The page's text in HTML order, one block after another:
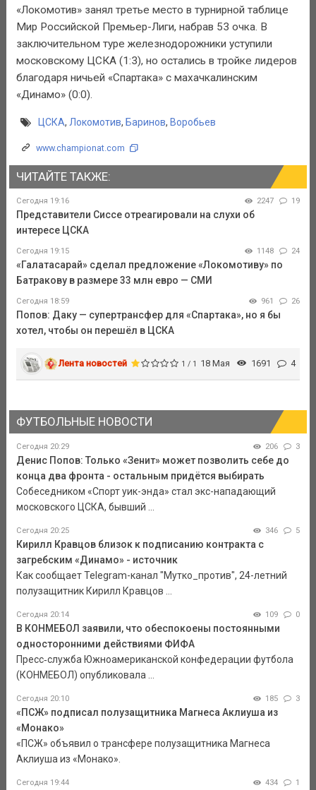
«Локомотив» занял третье место в турнирной таблице
Мир Российской Премьер-Лиги, набрав 53 очка. В
заключительном туре железнодорожники уступили
московскому ЦСКА (1:3), но остались в тройке лидеров
благодаря ничьей «Спартака» с махачкалинским
«Динамо» (0:0).
ЦСКА, Локомотив, Баринов, Воробьев
www.championat.com
ЧИТАЙТЕ ТАКЖЕ:
Сегодня 19:16 2247 19
Представители Сиссе отреагировали на слухи об
интересе ЦСКА
Сегодня 19:15 1148 24
«Галатасарай» сделал предложение «Локомотиву» по
Батракову в размере 33 млн евро — СМИ
Сегодня 18:59 961 26
Попов: Даку — супертрансфер для «Спартака», но я бы
хотел, чтобы он перешёл в ЦСКА
Лента новостей 1 / 1 18 Мая 1691 4
ФУТБОЛЬНЫЕ НОВОСТИ
Сегодня 20:29 206 3
Денис Попов: Только «Зенит» может позволить себе до
конца два фронта - остальным придётся выбирать
Собеседником «Спорт уик-энда» стал экс-нападающий
московского ЦСКА, бывший ...
Сегодня 20:25 346 5
Кирилл Кравцов близок к подписанию контракта с
загребским «Динамо» - источник
Как сообщает Telegram-канал "Мутко_против", 24-летний
полузащитник Кирилл Кравцов ...
Сегодня 20:14 109 0
В КОНМЕБОЛ заявили, что обеспокоены постоянными
односторонними действиями ФИФА
Пресс‑служба Южноамериканской конфедерации футбола
(КОНМЕБОЛ) опубликовала ...
Сегодня 20:10 185 3
«ПСЖ» подписал полузащитника Магнеса Аклиуша из
«Монако»
«ПСЖ» объявил о трансфере полузащитника Магнеса
Аклиуша из «Монако».
Сегодня 19:44 434 1